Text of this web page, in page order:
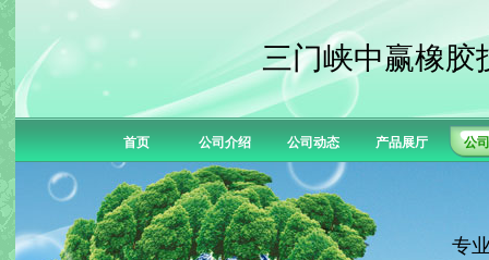
三门峡中赢橡胶
首页 公司介绍 公司动态 产品展厅 公
专